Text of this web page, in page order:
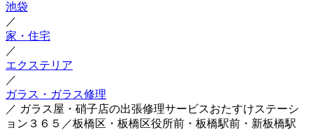
池袋
／
家・住宅
／
エクステリア
／
ガラス・ガラス修理
／ ガラス屋・硝子店の出張修理サービスおたすけステーシ
ョン３６５／板橋区・板橋区役所前・板橋駅前・新板橋駅